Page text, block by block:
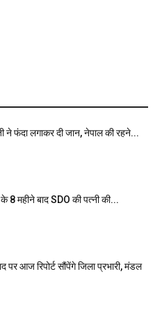
ने फंदा लगाकर दी जान, नेपाल की रहने...
8 महीने बाद SDO की पत्नी की...
पर आज रिपोर्ट सौंपेंगे जिला प्रभारी, मंडल